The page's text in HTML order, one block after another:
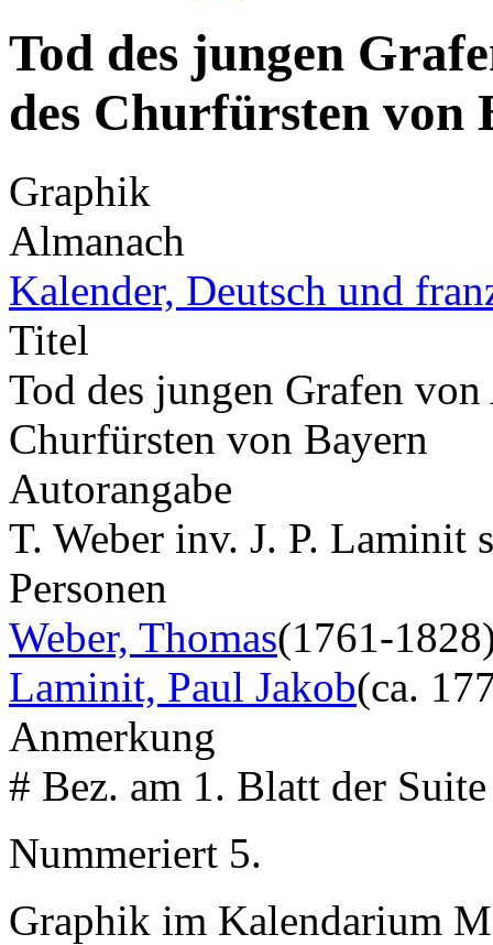
Tod des jungen
des Churfürsten von
Graphik
Almanach
Kalender, Deutsch und
Titel
Tod des jungen Grafen
Churfürsten von Bayern
Autorangabe
T. Weber inv. J. P. Laminit
Personen
Weber, Thomas(1761-
Laminit, Paul Jakob(ca.
Anmerkung
# Bez. am 1. Blatt der Suite
Nummeriert 5.
Graphik im Kalendarium